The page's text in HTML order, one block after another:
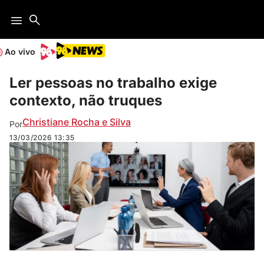
Ao vivo
Ler pessoas no trabalho exige
contexto, não truques
PorChristiane Rocha e Silva
13/03/2026 13:35